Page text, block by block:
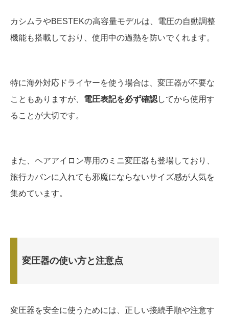
カシムラやBESTEKの高容量モデルは、電圧の自動調整
機能も搭載しており、使用中の過熱を防いでくれます。
特に海外対応ドライヤーを使う場合は、変圧器が不要な
こともありますが、 電圧表記を必ず確認してから使用す
ることが大切です。
また、ヘアアイロン専用のミニ変圧器も登場しており、
旅行カバンに入れても邪魔にならないサイズ感が人気を
集めています。
変圧器の使い方と注意点
変圧器を安全に使うためには、正しい接続手順や注意す